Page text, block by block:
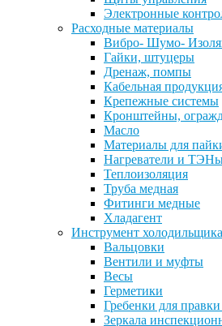
Электронные
Расходные материалы
Вибро- Шумо-
Гайки, штуцеры
Дренаж, помпы
Кабельная
Крепежные системы
Кронштейны,
Масло
Материалы для
Нагреватели и
Теплоизоляция
Труба медная
Фитинги медные
Хладагент
Инструмент холодильщика
Вальцовки
Вентили и муфты
Весы
Герметики
Гребенки для правки
Зеркала